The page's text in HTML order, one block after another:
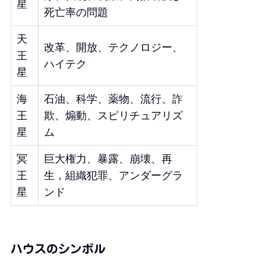
星
死亡率の問題
天
王
星
改革、開放、テクノロジー、
ハイテク
海
王
星
石油、科学、薬物、流行、詐
欺、煽動、スピリチュアリズ
ム
冥
王
星
巨大権力、暴露、崩壊、再
生，組織犯罪、アンダーグラ
ンド
ハウスのシンボル